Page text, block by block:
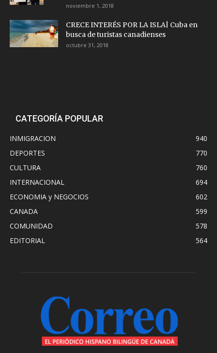
noviembre 1, 2018
CRECE INTERÉS POR LA ISLA| Cuba en
busca de turistas canadienses
octubre 31, 2018
CATEGORÍA POPULAR
INMIGRACION
940
DEPORTES
770
CULTURA
760
INTERNACIONAL
694
ECONOMIA y NEGOCIOS
602
CANADA
599
COMUNIDAD
578
EDITORIAL
564